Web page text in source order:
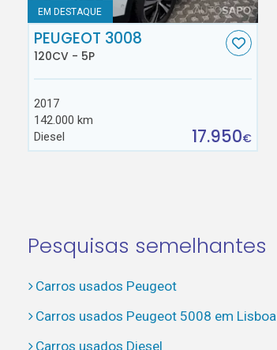
EM DESTAQUE
PEUGEOT 3008
120CV - 5P
2017
142.000 km
Diesel
17.950€
Pesquisas semelhantes
Carros usados Peugeot
Carros usados Peugeot 5008 em Lisboa
Carros usados Diesel